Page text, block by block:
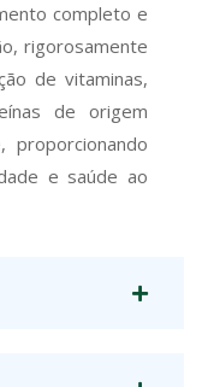
completo e
rigorosamente
de vitaminas,
de origem
e saúde ao